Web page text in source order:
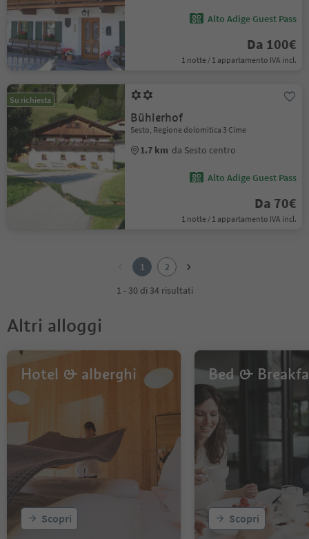
Alto Adige Guest Pass
Da 100€
1 notte / 1 appartamento IVA incl.
Su richiesta
Bühlerhof
Sesto, Regione dolomitica 3 Cime
1.7 km da Sesto centro
Alto Adige Guest Pass
Da 70€
1 notte / 1 appartamento IVA incl.
1
2
1 - 30 di 34 risultati
Altri alloggi
Hotel & alberghi
Scopri
Bed &
Scopri